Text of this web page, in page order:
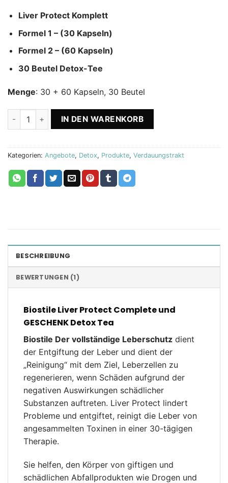
Liver Protect Komplett
Formel 1 – (30 Kapseln)
Formel 2 – (60 Kapseln)
30 Beutel Detox-Tee
Menge: 30 + 60 Kapseln, 30 Beutel
Liver Protect + Detox Tee Biostile Menge
IN DEN WARENKORB
Kategorien: Angebote, Detox, Produkte, Verdauungstrakt
BESCHREIBUNG
BEWERTUNGEN (1)
Biostile Liver Protect Complete und
GESCHENK Detox Tea
Biostile Der vollständige Leberschutz dient
der Entgiftung der Leber und dient der
„Reinigung“ mit dem Ziel, Leberzellen zu
regenerieren, wenn Schäden aufgrund der
negativen Auswirkungen schädlicher
Substanzen auftreten. Liver Protect lindert
Probleme und entgiftet, reinigt die Leber von
angesammelten Toxinen in einer 30-tägigen
Therapie.
Sie helfen, den Körper von giftigen und
schädlichen Abfallprodukten wie Drogen und